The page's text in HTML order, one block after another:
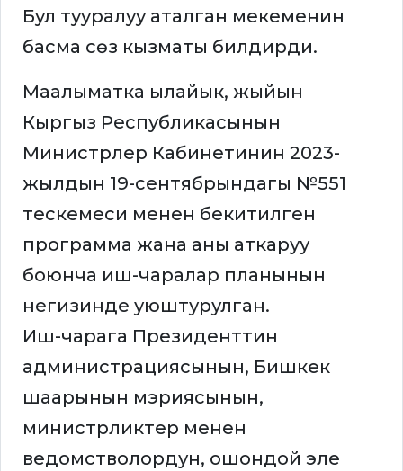
Бул тууралуу аталган мекеменин
басма сөз кызматы билдирди.
Маалыматка ылайык, жыйын
Кыргыз Республикасынын
Министрлер Кабинетинин 2023-
жылдын 19-сентябрындагы №551
тескемеси менен бекитилген
программа жана аны аткаруу
боюнча иш-чаралар планынын
негизинде уюштурулган.
Иш-чарага Президенттин
администрациясынын, Бишкек
шаарынын мэриясынын,
министрликтер менен
ведомстволордун, ошондой эле